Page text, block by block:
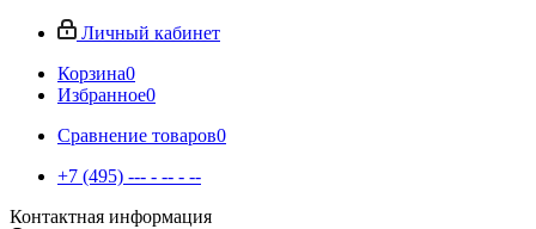
Личный кабинет
Корзина0
Избранное0
Сравнение товаров0
+7 (495) --- - -- - --
Контактная информация